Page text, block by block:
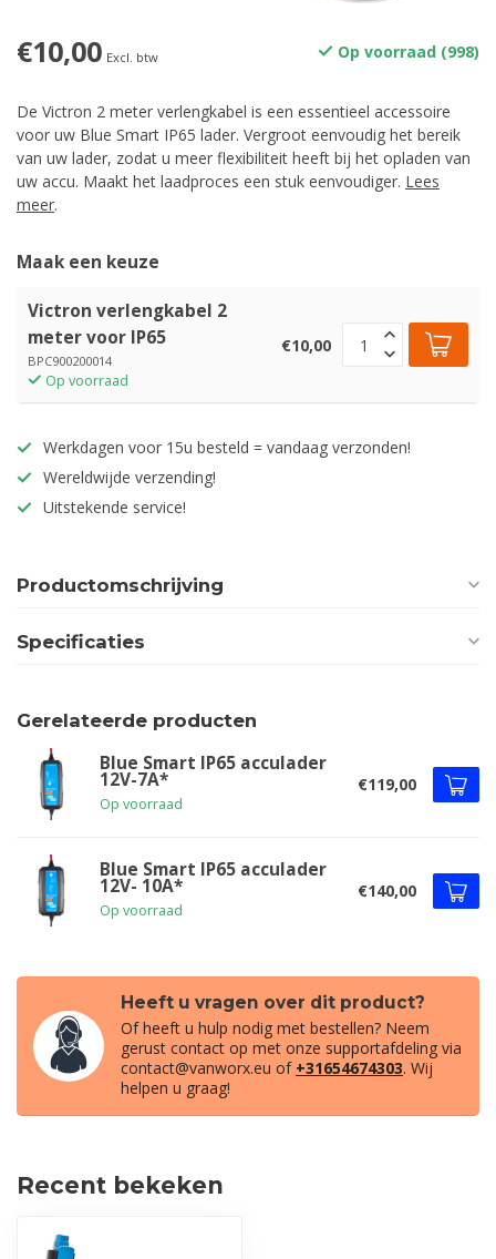
€10,00 Excl. btw Op voorraad (998)
De Victron 2 meter verlengkabel is een essentieel accessoire
voor uw Blue Smart IP65 lader. Vergroot eenvoudig het bereik
van uw lader, zodat u meer flexibiliteit heeft bij het opladen van
uw accu. Maakt het laadproces een stuk eenvoudiger. Lees
meer.
Maak een keuze
Victron verlengkabel 2
meter voor IP65
BPC900200014
Op voorraad
€10,00
Werkdagen voor 15u besteld = vandaag verzonden!
Wereldwijde verzending!
Uitstekende service!
Productomschrijving
Specificaties
Gerelateerde producten
Blue Smart IP65 acculader
12V-7A*
Op voorraad
€119,00
Blue Smart IP65 acculader
12V- 10A*
Op voorraad
€140,00
Heeft u vragen over dit product?
Of heeft u hulp nodig met bestellen? Neem
gerust contact op met onze supportafdeling via
contact@vanworx.eu of +31654674303. Wij
helpen u graag!
Recent bekeken